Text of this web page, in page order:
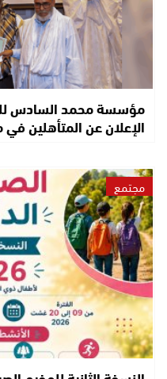
مؤسسة محمد السادس
الإعلان عن المتأهلين
مجتمع